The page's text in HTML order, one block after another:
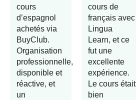
cours
d’espagnol
achetés via
BuyClub.
Organisation
professionnelle,
disponible et
réactive, et
un
cours de
français avec
Lingua
Learn, et ce
fut une
excellente
expérience.
Le cours était
bien